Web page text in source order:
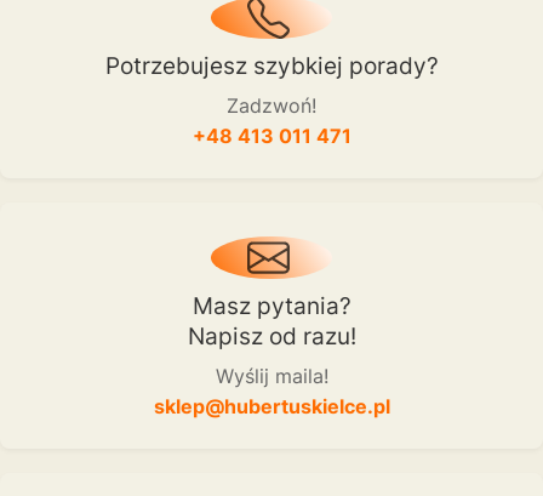
Potrzebujesz szybkiej porady?
Zadzwoń!
+48 413 011 471
Masz pytania?
Napisz od razu!
Wyślij maila!
sklep@hubertuskielce.pl